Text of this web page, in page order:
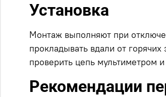
Установка
Монтаж выполняют при
прокладывать вдали от
проверить цепь мультиметром
Рекомендации